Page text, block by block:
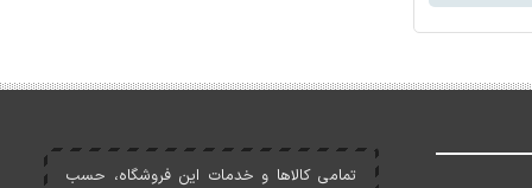
تمامی کالاها و خدمات اين فروشگاه، حسب